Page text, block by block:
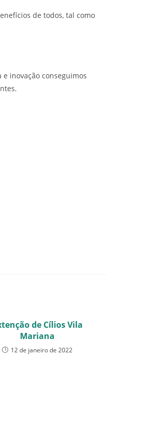
de todos, tal como
inovação conseguimos
de Cílios Vila
Mariana
12 de janeiro de 2022